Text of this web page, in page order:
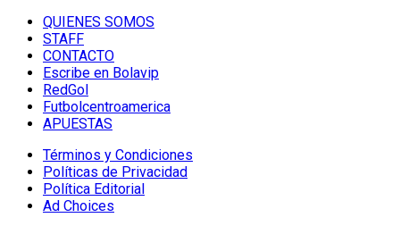
QUIENES SOMOS
STAFF
CONTACTO
Escribe en Bolavip
RedGol
Futbolcentroamerica
APUESTAS
Términos y Condiciones
Políticas de Privacidad
Política Editorial
Ad Choices